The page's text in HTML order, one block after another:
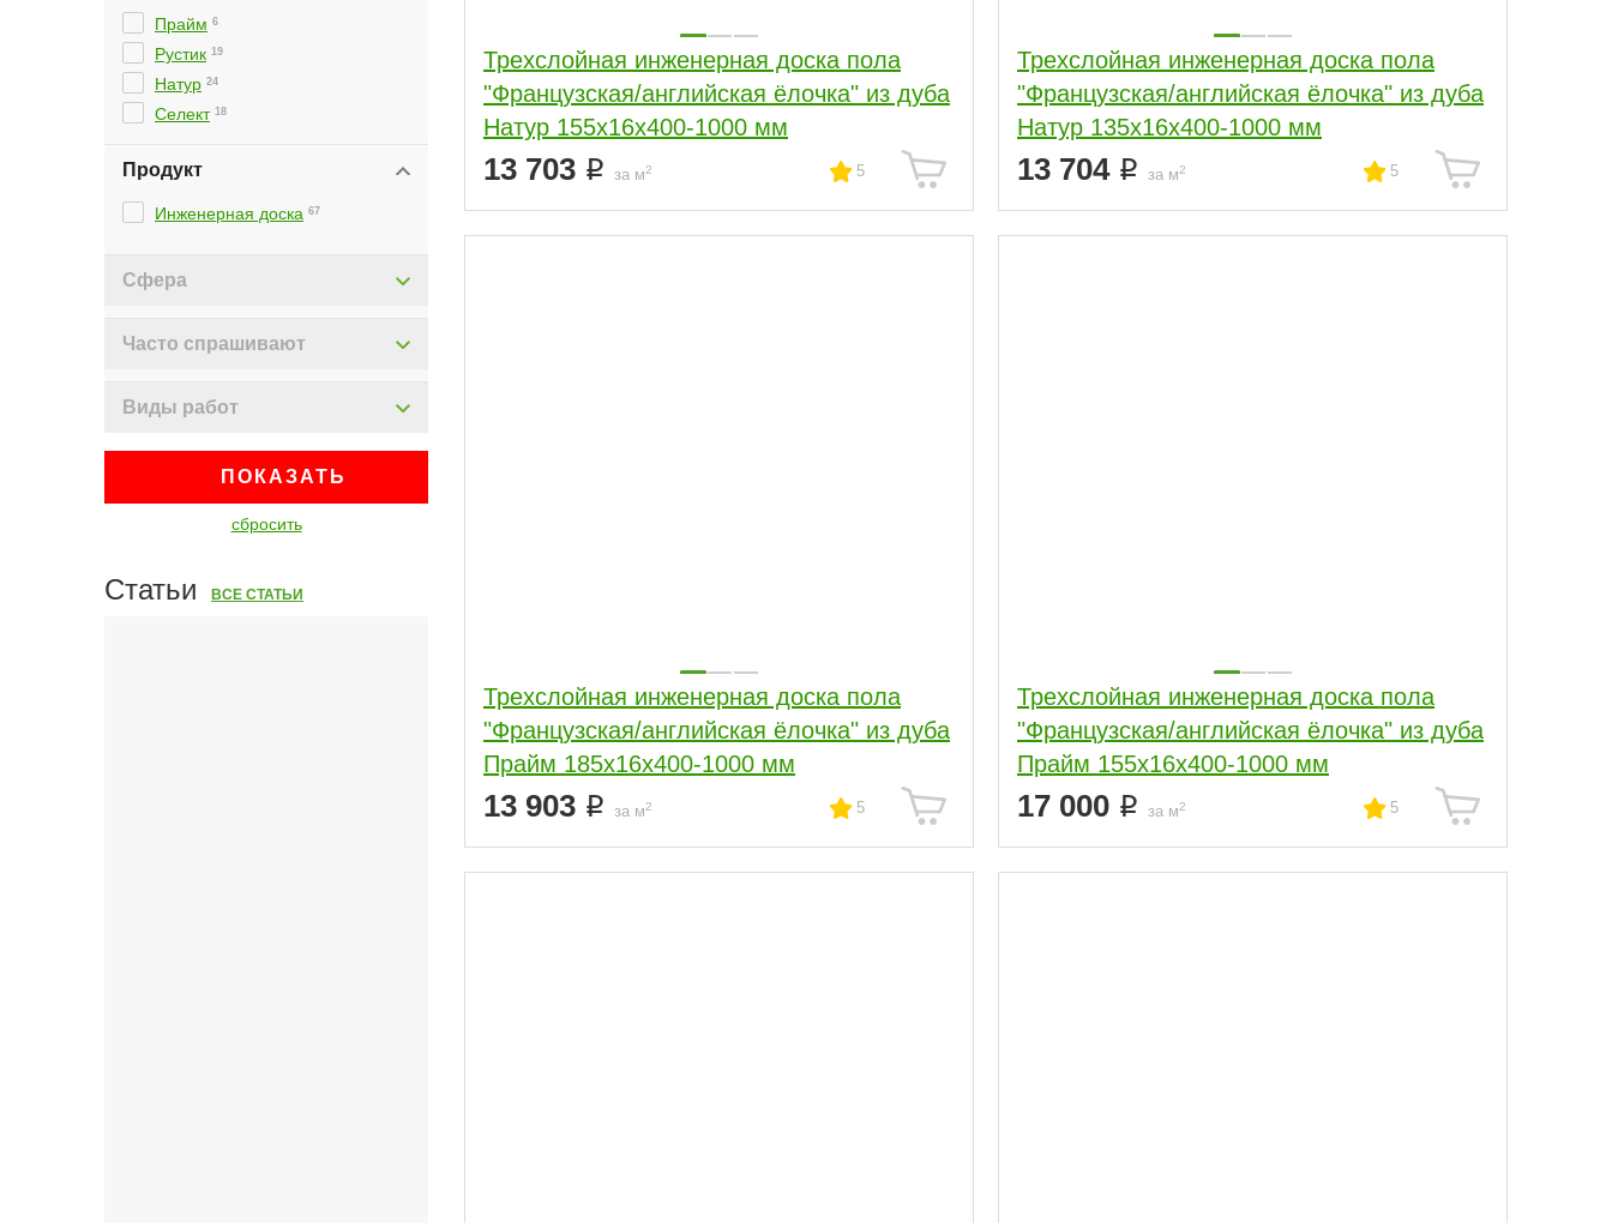
Прайм 6
Рустик 19
Натур 24
Селект 18
Продукт
Инженерная доска 67
Сфера
Часто спрашивают
Виды работ
ПОКАЗАТЬ
сбросить
Статьи ВСЕ СТАТЬИ
Трехслойная инженерная доска пола
"Французская/английская ёлочка" из дуба
Натур 155х16х400-1000 мм
13 703 за м2 5
Трехслойная инженерная доска пола
"Французская/английская ёлочка" из дуба
Натур 135х16х400-1000 мм
13 704 за м2 5
Трехслойная инженерная доска пола
"Французская/английская ёлочка" из дуба
Прайм 185х16х400-1000 мм
13 903 за м2 5
Трехслойная инженерная доска пола
"Французская/английская ёлочка" из дуба
Прайм 155х16х400-1000 мм
17 000 за м2 5